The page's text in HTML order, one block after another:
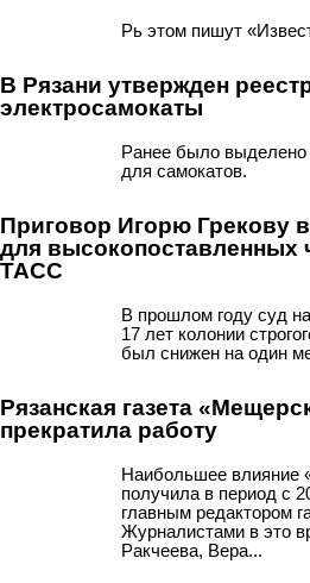
Рь этом пишут
В Рязани утвержден
электросамокаты
Ранее было выделено
для самокатов.
Приговор Игорю Грекову
для высокопоставленных
ТАСС
В прошлом году суд
17 лет колонии
был снижен на один
Рязанская газета
прекратила работу
Наибольшее влияние
получила в период с
главным редактором
Журналистами в это
Ракчеева, Вера...